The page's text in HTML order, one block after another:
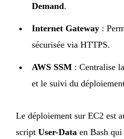
Demand.
Internet Gateway :
sécurisée via HTTPS.
AWS SSM : Centralise
et le suivi du
Le déploiement sur EC2 est
script User-Data en Bash qui